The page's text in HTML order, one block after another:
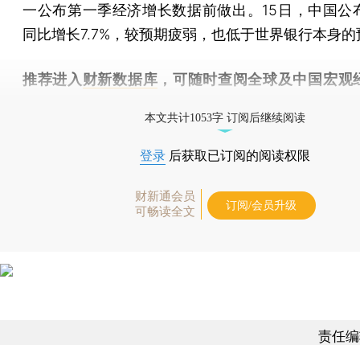
一公布第一季经济增长数据前做出。15日，中国公
同比增长7.7%，较预期疲弱，也低于世界银行本身
推荐进入 财新数据库 ，可随时查阅全球及中国宏观
本文共计1053字 订阅后继续阅读
登录 后获取已订阅的阅读权限
财新通会员
可畅读全文
订阅/会员升级
责任